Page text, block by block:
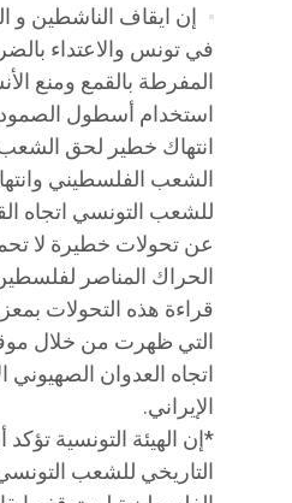
إن ايقاف الناشطين
في تونس والاعتداء
المفرطة بالقمع ومنع
استخدام أسطول الصمود
انتهاك خطير لحق
الشعب الفلسطيني
للشعب التونسي اتجاه
عن تحولات خطيرة لا
الحراك المناصر
قراءة هذه التحولات
التي ظهرت من خلال
اتجاه العدوان
الإيراني.
*إن الهيئة التونسية
التاريخي للشعب